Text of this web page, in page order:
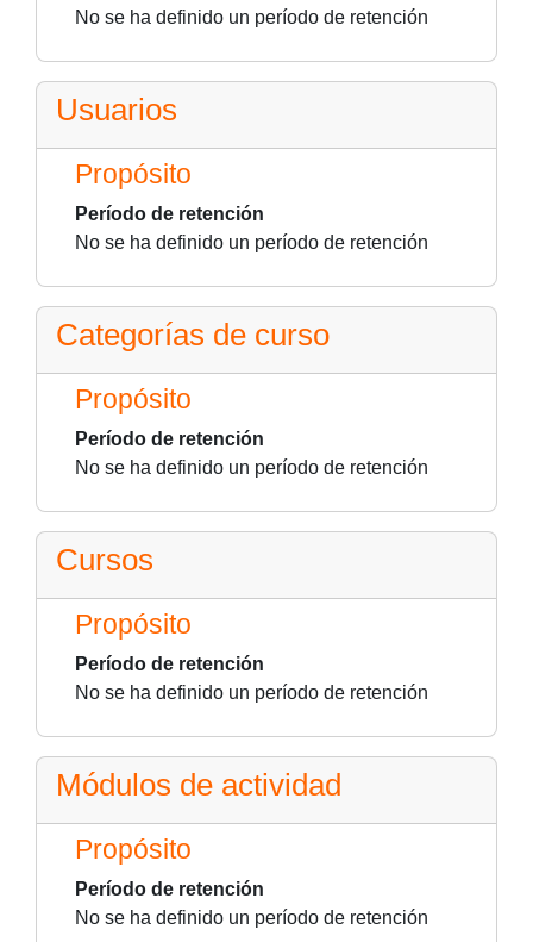
No se ha definido un período de retención
Usuarios
Propósito
Período de retención
No se ha definido un período de retención
Categorías de curso
Propósito
Período de retención
No se ha definido un período de retención
Cursos
Propósito
Período de retención
No se ha definido un período de retención
Módulos de actividad
Propósito
Período de retención
No se ha definido un período de retención